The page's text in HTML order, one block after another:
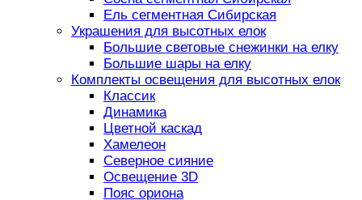
Ель сегментная Сибирская
Украшения для высотных елок
Большие световые снежинки на елку
Большие шары на елку
Комплекты освещения для высотных елок
Классик
Динамика
Цветной каскад
Хамелеон
Северное сияние
Освещение 3D
Пояс ориона